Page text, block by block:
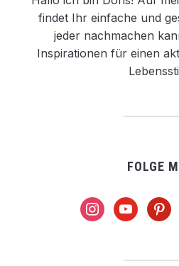
findet Ihr einfache und
jeder nachmachen
Inspirationen für einen
FOLGE
instagramyoutube